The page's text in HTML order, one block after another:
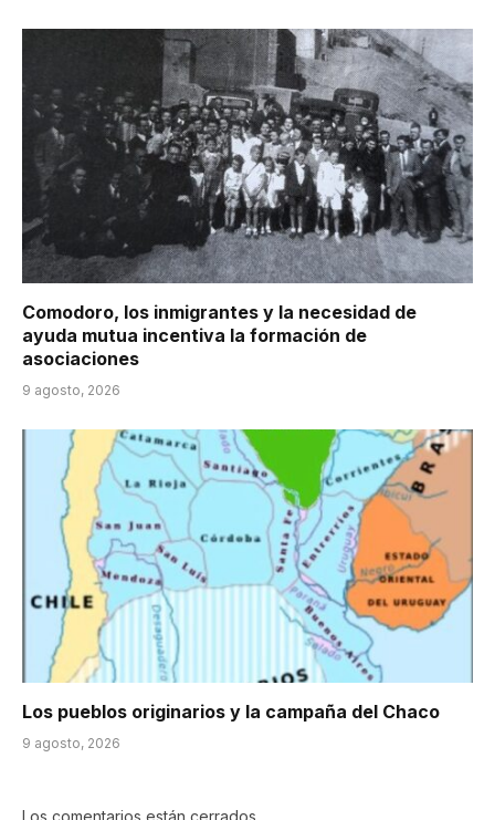
Comodoro, los inmigrantes y la necesidad de
ayuda mutua incentiva la formación de
asociaciones
9 agosto, 2026
Los pueblos originarios y la campaña del Chaco
9 agosto, 2026